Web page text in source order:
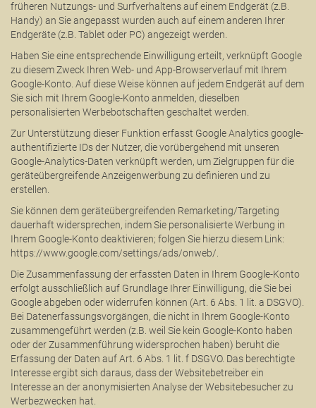
früheren Nutzungs- und Surfverhaltens auf einem Endgerät (z.B.
Handy) an Sie angepasst wurden auch auf einem anderen Ihrer
Endgeräte (z.B. Tablet oder PC) angezeigt werden.
Haben Sie eine entsprechende Einwilligung erteilt, verknüpft Google
zu diesem Zweck Ihren Web- und App-Browserverlauf mit Ihrem
Google-Konto. Auf diese Weise können auf jedem Endgerät auf dem
Sie sich mit Ihrem Google-Konto anmelden, dieselben
personalisierten Werbebotschaften geschaltet werden.
Zur Unterstützung dieser Funktion erfasst Google Analytics google-
authentifizierte IDs der Nutzer, die vorübergehend mit unseren
Google-Analytics-Daten verknüpft werden, um Zielgruppen für die
geräteübergreifende Anzeigenwerbung zu definieren und zu
erstellen.
Sie können dem geräteübergreifenden Remarketing/Targeting
dauerhaft widersprechen, indem Sie personalisierte Werbung in
Ihrem Google-Konto deaktivieren; folgen Sie hierzu diesem Link:
https://www.google.com/settings/ads/onweb/.
Die Zusammenfassung der erfassten Daten in Ihrem Google-Konto
erfolgt ausschließlich auf Grundlage Ihrer Einwilligung, die Sie bei
Google abgeben oder widerrufen können (Art. 6 Abs. 1 lit. a DSGVO).
Bei Datenerfassungsvorgängen, die nicht in Ihrem Google-Konto
zusammengeführt werden (z.B. weil Sie kein Google-Konto haben
oder der Zusammenführung widersprochen haben) beruht die
Erfassung der Daten auf Art. 6 Abs. 1 lit. f DSGVO. Das berechtigte
Interesse ergibt sich daraus, dass der Websitebetreiber ein
Interesse an der anonymisierten Analyse der Websitebesucher zu
Werbezwecken hat.